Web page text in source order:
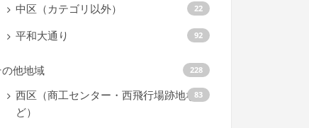
中区（カテゴリ以外） 22
平和大通り 92
の他地域 228
西区（商工センター・西飛行場跡地な
ど）
83